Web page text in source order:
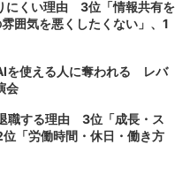
にくい理由 3位「情報共有を
囲気を悪くしたくない」、1
を使える人に奪われる レバ
会
職する理由 3位「成長・ス
「労働時間・休日・働き方